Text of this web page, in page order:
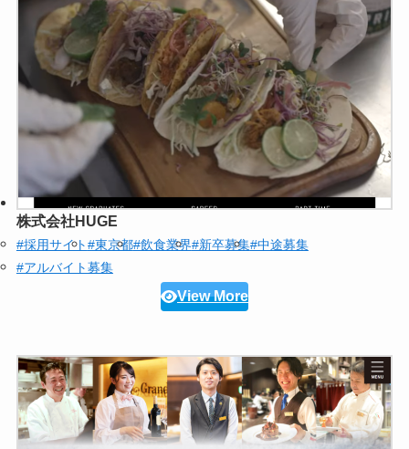
株式会社HUGE
#採用サイト#東京都#飲食業界#新卒募集#中途募集
#アルバイト募集
View More